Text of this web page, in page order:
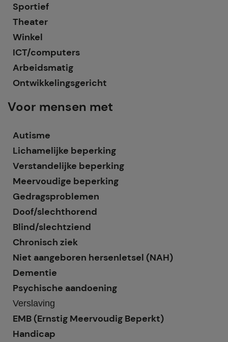
Sportief
Theater
Winkel
ICT/computers
Arbeidsmatig
Ontwikkelingsgericht
Voor mensen met
Autisme
Lichamelijke beperking
Verstandelijke beperking
Meervoudige beperking
Gedragsproblemen
Doof/slechthorend
Blind/slechtziend
Chronisch ziek
Niet aangeboren hersenletsel (NAH)
Dementie
Psychische aandoening
Verslaving
EMB (Ernstig Meervoudig Beperkt)
Handicap